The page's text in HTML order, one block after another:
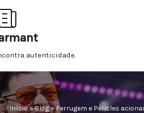
autenticidade.
Início»Blog»Ferrugem e Péricles